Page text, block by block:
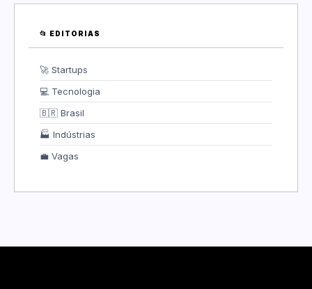
📂 EDITORIAS
🚀 Startups
💻 Tecnologia
🇧🇷 Brasil
🏭 Indústrias
💼 Vagas